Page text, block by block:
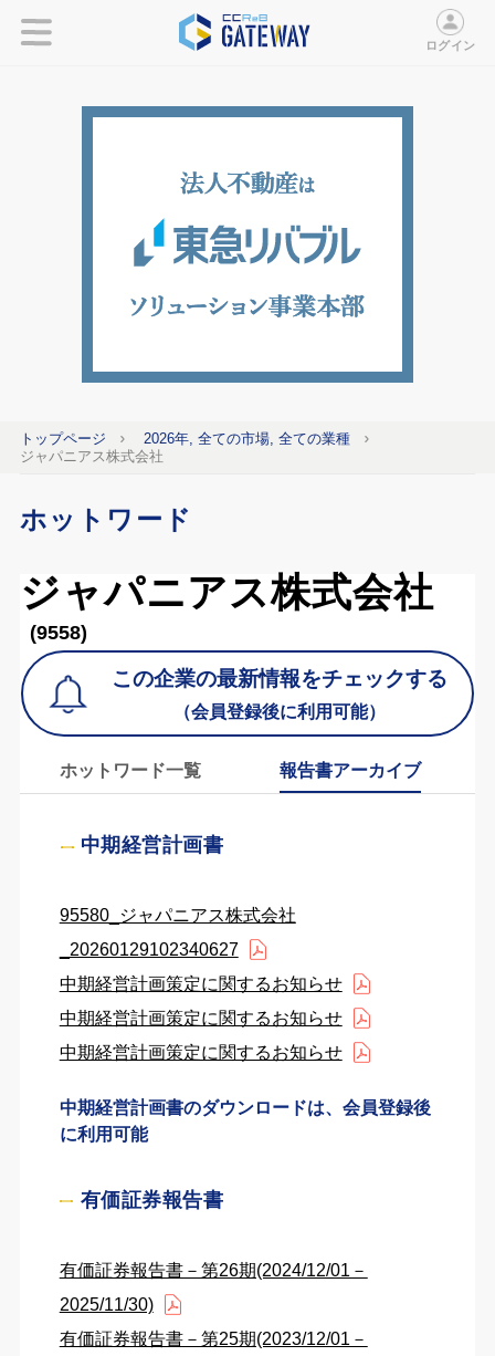
ログイン
トップページ
2026年, 全ての市場, 全ての業種
ジャパニアス株式会社
ホットワード
ジャパニアス株式会社
(9558)
この企業の最新情報をチェックする
（会員登録後に利用可能）
ホットワード一覧 報告書アーカイブ
中期経営計画書
95580_ジャパニアス株式会社
_20260129102340627
中期経営計画策定に関するお知らせ
中期経営計画策定に関するお知らせ
中期経営計画策定に関するお知らせ
中期経営計画書のダウンロードは、会員登録後
に利用可能
有価証券報告書
有価証券報告書－第26期(2024/12/01－
2025/11/30)
有価証券報告書－第25期(2023/12/01－